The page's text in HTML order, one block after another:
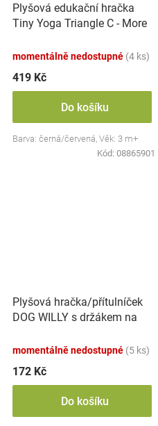
Plyšová edukační hračka
Tiny Yoga Triangle C - More
BabyOno
momentálně nedostupné (4 ks)
419 Kč
Do košíku
Barva: černá/červená, Věk: 3 m+
Kód: 08865901
Plyšová hračka/přítulníček
DOG WILLY s držákem na
momentálně nedostupné (5 ks)
172 Kč
Do košíku